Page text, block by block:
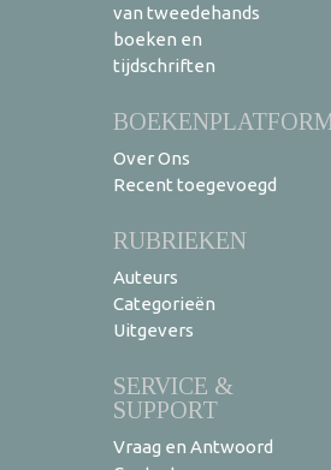
van tweedehands
boeken en
tijdschriften
Over Ons
Recent toegevoegd
RUBRIEKEN
Auteurs
Categorieën
Uitgevers
SERVICE &
SUPPORT
Vraag en Antwoord